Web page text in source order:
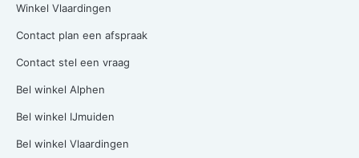
Winkel Vlaardingen
Contact plan een afspraak
Contact stel een vraag
Bel winkel Alphen
Bel winkel IJmuiden
Bel winkel Vlaardingen